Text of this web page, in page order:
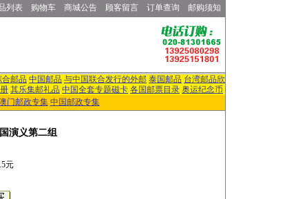
列表 购物车 商城公告 顾客留言 订单查询 邮购须知
合邮品 中国邮品 与中国联合发行的外邮 泰国邮品 台湾邮品欣
其乐集邮礼品 中国全套专题磁卡 各国邮票目录 奥运纪念币
门邮政专集 中国邮政专集
演义第二组
元